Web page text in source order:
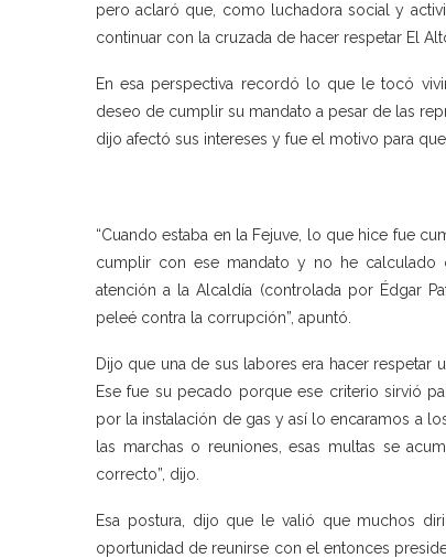
pero aclaró que, como luchadora social y
continuar con la cruzada de hacer respetar El
En esa perspectiva recordó lo que le tocó
deseo de cumplir su mandato a pesar de las
dijo afectó sus intereses y fue el motivo para
“Cuando estaba en la Fejuve, lo que hice fue
cumplir con ese mandato y no he calculado
atención a la Alcaldía (controlada por Édgar
peleé contra la corrupción”, apuntó.
Dijo que una de sus labores era hacer respetar
Ese fue su pecado porque ese criterio sirvió
por la instalación de gas y así lo encaramos a
las marchas o reuniones, esas multas se
correcto”, dijo.
Esa postura, dijo que le valió que muchos
oportunidad de reunirse con el entonces